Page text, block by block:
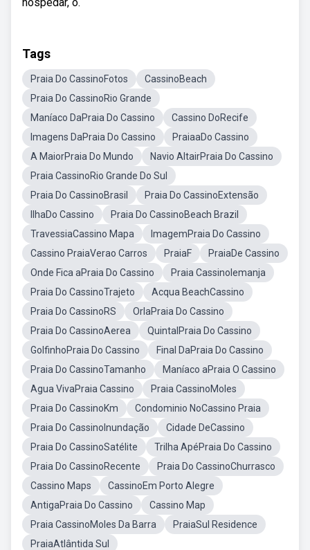
Tags
Praia Do CassinoFotos
CassinoBeach
Praia Do CassinoRio Grande
Maníaco DaPraia Do Cassino
Cassino DoRecife
Imagens DaPraia Do Cassino
PraiaaDo Cassino
A MaiorPraia Do Mundo
Navio AltairPraia Do Cassino
Praia CassinoRio Grande Do Sul
Praia Do CassinoBrasil
Praia Do CassinoExtensão
IlhaDo Cassino
Praia Do CassinoBeach Brazil
TravessiaCassino Mapa
ImagemPraia Do Cassino
Cassino PraiaVerao Carros
PraiaF
PraiaDe Cassino
Onde Fica aPraia Do Cassino
Praia CassinoIemanja
Praia Do CassinoTrajeto
Acqua BeachCassino
Praia Do CassinoRS
OrlaPraia Do Cassino
Praia Do CassinoAerea
QuintalPraia Do Cassino
GolfinhoPraia Do Cassino
Final DaPraia Do Cassino
Praia Do CassinoTamanho
Maníaco aPraia O Cassino
Agua VivaPraia Cassino
Praia CassinoMoles
Praia Do CassinoKm
Condominio NoCassino Praia
Praia Do CassinoInundação
Cidade DeCassino
Praia Do CassinoSatélite
Trilha ApéPraia Do Cassino
Praia Do CassinoRecente
Praia Do CassinoChurrasco
Cassino Maps
CassinoEm Porto Alegre
AntigaPraia Do Cassino
Cassino Map
Praia CassinoMoles Da Barra
PraiaSul Residence
PraiaAtlântida Sul